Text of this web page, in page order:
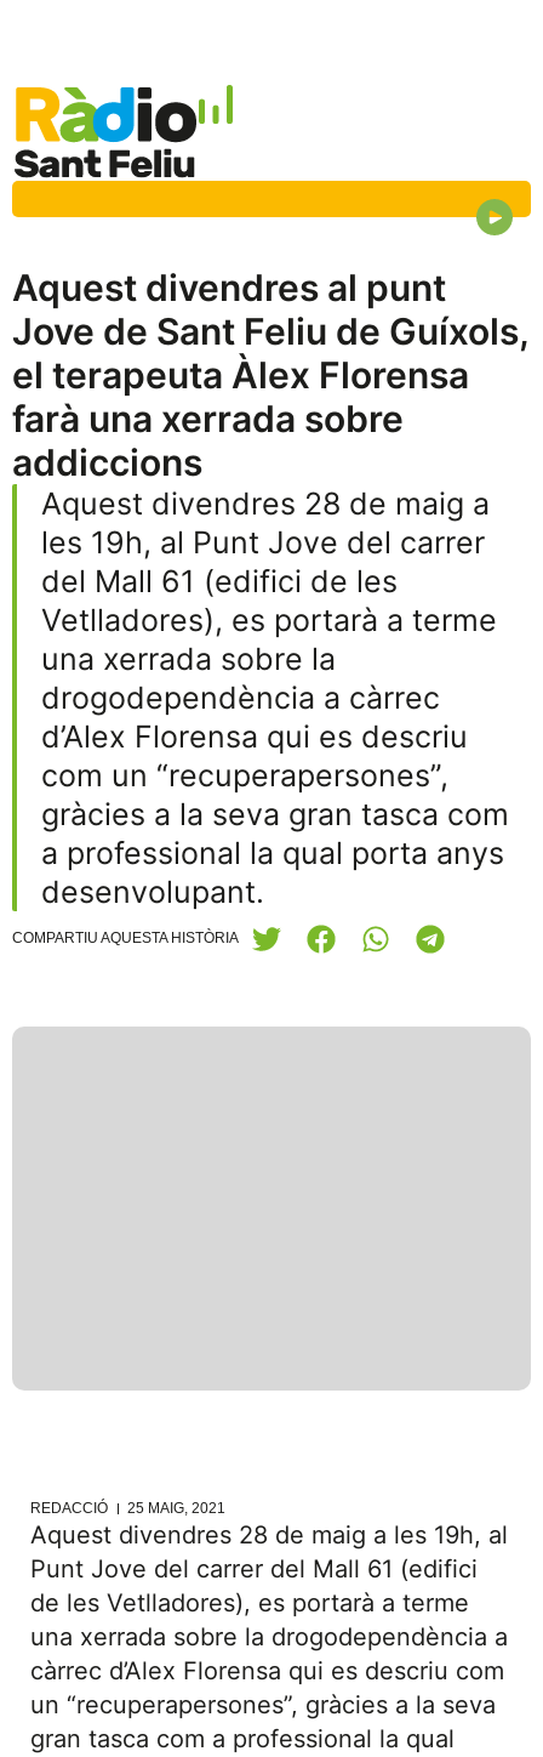
Aquest divendres al punt
Jove de Sant Feliu de Guíxols,
el terapeuta Àlex Florensa
farà una xerrada sobre
addiccions
Aquest divendres 28 de maig a
les 19h, al Punt Jove del carrer
del Mall 61 (edifici de les
Vetlladores), es portarà a terme
una xerrada sobre la
drogodependència a càrrec
d’Alex Florensa qui es descriu
com un “recuperapersones”,
gràcies a la seva gran tasca com
a professional la qual porta anys
desenvolupant.
COMPARTIU AQUESTA HISTÒRIA
REDACCIÓ 25 MAIG, 2021
Aquest divendres 28 de maig a les 19h, al
Punt Jove del carrer del Mall 61 (edifici
de les Vetlladores), es portarà a terme
una xerrada sobre la drogodependència a
càrrec d’Alex Florensa qui es descriu com
un “recuperapersones”, gràcies a la seva
gran tasca com a professional la qual